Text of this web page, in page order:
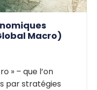
Macro)
» – que l’on
par stratégies